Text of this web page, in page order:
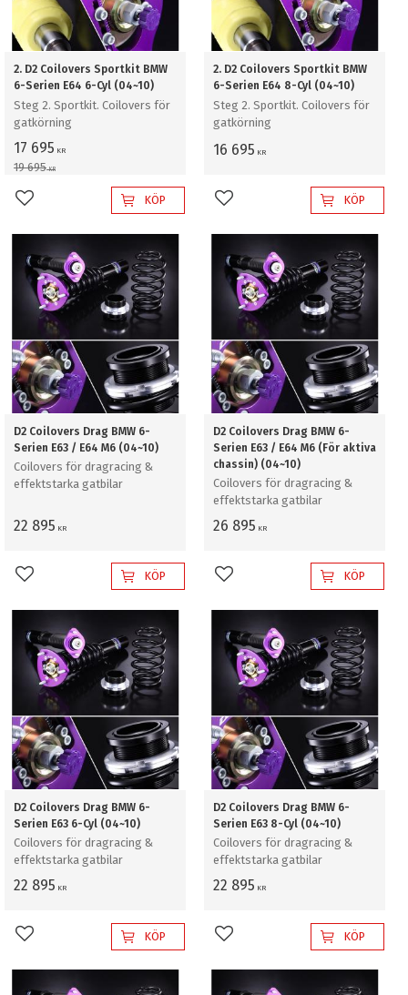
2. D2 Coilovers Sportkit BMW
6-Serien E64 6-Cyl (04~10)
Steg 2. Sportkit. Coilovers för
gatkörning
17 695 KR
19 695KR
Lägg till i favoriterKÖP
2. D2 Coilovers Sportkit BMW
6-Serien E64 8-Cyl (04~10)
Steg 2. Sportkit. Coilovers för
gatkörning
16 695 KR
Lägg till i favoriterKÖP
D2 Coilovers Drag BMW 6-
Serien E63 / E64 M6 (04~10)
Coilovers för dragracing &
effektstarka gatbilar
22 895 KR
Lägg till i favoriterKÖP
D2 Coilovers Drag BMW 6-
Serien E63 / E64 M6 (För aktiva
chassin) (04~10)
Coilovers för dragracing &
effektstarka gatbilar
26 895 KR
Lägg till i favoriterKÖP
D2 Coilovers Drag BMW 6-
Serien E63 6-Cyl (04~10)
Coilovers för dragracing &
effektstarka gatbilar
22 895 KR
Lägg till i favoriterKÖP
D2 Coilovers Drag BMW 6-
Serien E63 8-Cyl (04~10)
Coilovers för dragracing &
effektstarka gatbilar
22 895 KR
Lägg till i favoriterKÖP